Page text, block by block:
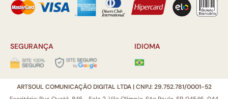
SEGURANÇA IDIOMA
ARTSOUL COMUNICAÇÃO DIGITAL LTDA | CNPJ: 29.752.781/0001-52